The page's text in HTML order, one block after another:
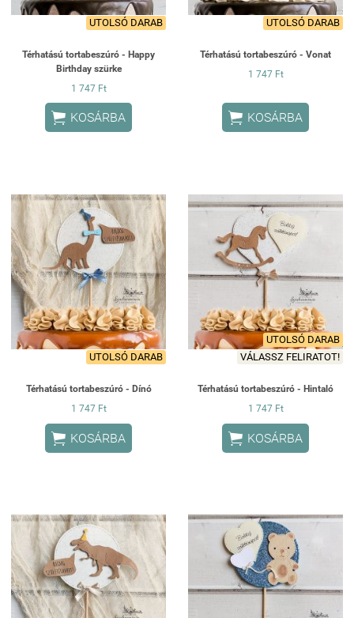
UTOLSÓ DARAB
Térhatású tortabeszúró - Happy
Birthday szürke
1 747 Ft
 KOSÁRBA
UTOLSÓ DARAB
Térhatású tortabeszúró - Vonat
1 747 Ft
 KOSÁRBA
UTOLSÓ DARAB
Térhatású tortabeszúró - Dínó
1 747 Ft
 KOSÁRBA
UTOLSÓ DARAB
VÁLASSZ FELIRATOT!
Térhatású tortabeszúró - Hintaló
1 747 Ft
 KOSÁRBA